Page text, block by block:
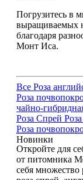
Погрузитесь в
выращиваемых
благодаря
Монт Иса.
Все Роза
Роза
чайно-
Роза Спрей
Роза
Новинки
Откройте для
от питомника
себя множество